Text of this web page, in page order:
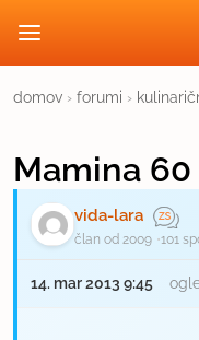
domov › forumi ›
Mamina
vida-lara
član od 2009 101
14. mar 2013 9:45